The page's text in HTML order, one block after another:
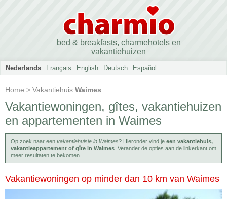
bed & breakfasts, charmehotels en
vakantiehuizen
Nederlands Français English Deutsch Español
Home > Vakantiehuis Waimes
Vakantiewoningen, gîtes, vakantiehuizen
en appartementen in Waimes
Op zoek naar een vakantiehuisje in Waimes? Hieronder vind je een vakantiehuis,
vakantieappartement of gîte in Waimes . Verander de opties aan de linkerkant om
meer resultaten te bekomen.
Vakantiewoningen op minder dan 10 km van Waimes